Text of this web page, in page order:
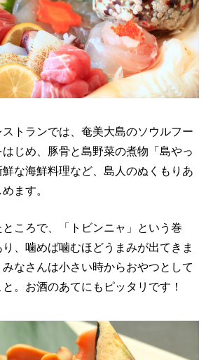
トランでは、奄美大島のソウルフー
はじめ、豚骨と島野菜の煮物「島やっ
な海鮮料理など、島人のぬくもりあ
ます。
ころで、「トビンニャ」という巻
、噛めば噛むほどうまみが出てきま
なさんは小さい時からおやつとして
。お酒のあてにもピッタリです！